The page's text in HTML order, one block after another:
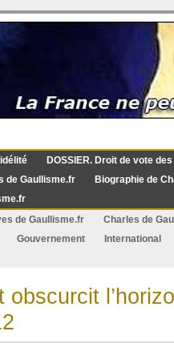
DOSSIER. Droit de vote
de Gaullisme.fr
Biographie de
de Gaullisme.fr
Charles de
Gouvernement
International
obscurcit